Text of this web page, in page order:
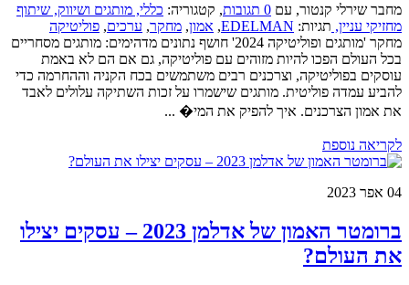
מחבר שירלי קנטור, עם 0 תגובות , קטגוריה: כללי, מותגים ושיווק, שיתוף
מחזיקי עניין, תגיות: EDELMAN
, אמון, מחקר, ערכים, פוליטיקה
מחקר 'מותגים ופוליטיקה 2024' חושף נתונים מדהימים: מותגים מסחריים
בכל העולם הפכו להיות מזוהים עם פוליטיקה, גם אם הם לא באמת
עוסקים בפוליטיקה, וצרכנים רבים משתמשים בכח הקניה וההחרמה כדי
להביע עמדה פוליטית. מותגים שישמרו על זכות השתיקה עלולים לאבד
את אמון הצרכנים. איך להפיק את המי� ...
לקריאה נוספת
04 אפר 2023
ברומטר האמון של אדלמן 2023 – עסקים יצילו
את העולם?